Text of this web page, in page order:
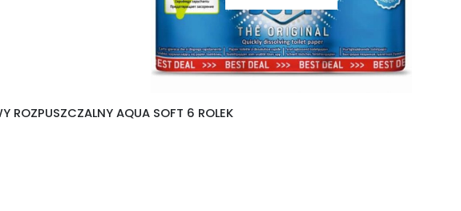
ROZPUSZCZALNY AQUA SOFT 6 ROLEK